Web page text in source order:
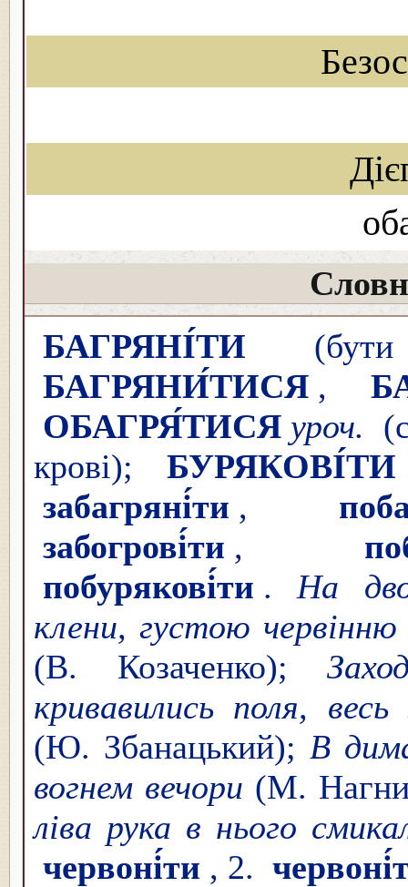
БАГРЯНІ́ТИ
(бути
БАГРЯНИ́ТИСЯ ,
ОБАГРЯ́ТИСЯ уроч.
крові);
БУРЯКОВІ́ТИ
забагряні́ти ,
забогрові́ти ,
побурякові́ти .На
клени, густою
(В. Козаченко);
кривавились поля,
(Ю. Збанацький); В
вогнем вечори (М.
ліва рука в нього
червоні́ти , 2.